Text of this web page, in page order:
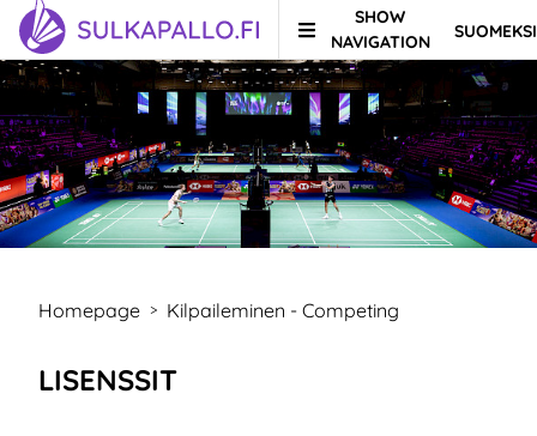
Skip to content
TO HOMEPAGE
SHOW
NAVIGATION
SUOMEKSI
Homepage > Kilpaileminen - Competing
LISENSSIT